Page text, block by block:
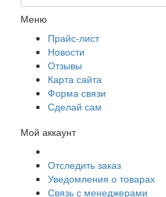
Меню
Прайс-лист
Новости
Отзывы
Карта сайта
Форма связи
Сделай сам
Мой аккаунт
Отследить заказ
Уведомления о товарах
Связь с менеджерами